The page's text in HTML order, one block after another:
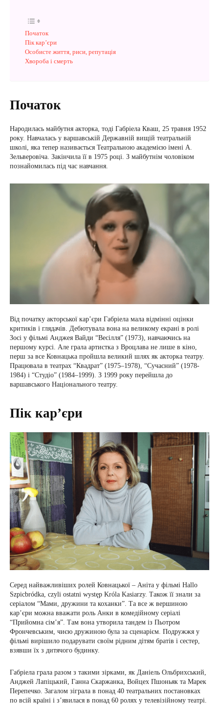
Початок
Пік кар’єри
Особисте життя, риси, репутація
Хвороба і смерть
Початок
Народилась майбутня акторка, тоді Габріела Кваш, 25 травня 1952
року. Навчалась у варшавській Державній вищій театральній
школі, яка тепер називається Театральною академією імені А.
Зельверовіча. Закінчила її в 1975 році. З майбутнім чоловіком
познайомилась під час навчання.
Від початку акторської кар’єри Габріела мала відмінні оцінки
критиків і глядачів. Дебютувала вона на великому екрані в ролі
Зосі у фільмі Анджея Вайди “Весілля” (1973), навчаючись на
першому курсі. Але грала артистка з Вроцлава не лише в кіно,
перш за все Ковнацька пройшла великий шлях як акторка театру.
Працювала в театрах “Квадрат” (1975–1978), “Сучасний” (1978-
1984) і “Студіо” (1984–1999). З 1999 року перейшла до
варшавського Національного театру.
Пік кар’єри
Серед найважливіших ролей Ковнацької – Аніта у фільмі Hallo
Szpicbródka, czyli ostatni występ Króla Kasiarzy. Також її знали за
серіалом “Мами, дружини та коханки”. Та все ж вершиною
кар’єри можна вважати роль Анки в комедійному серіалі
“Прийомна сім’я”. Там вона утворила тандем із Пьотром
Фрончевським, чиєю дружиною була за сценарієм. Подружжя у
фільмі вирішило подарувати своїм рідним дітям братів і сестер,
взявши їх з дитячого будинку.
Габріела грала разом з такими зірками, як Даніель Ольбрихський,
Анджей Лапіцький, Ганна Скаржанка, Войцех Пшоньяк та Марек
Перепечко. Загалом зіграла в понад 40 театральних постановках
по всій країні і з’явилася в понад 60 ролях у телевізійному театрі.